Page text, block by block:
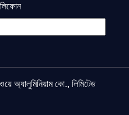
অ্যালুমিনিয়াম কো., লিমিটেড